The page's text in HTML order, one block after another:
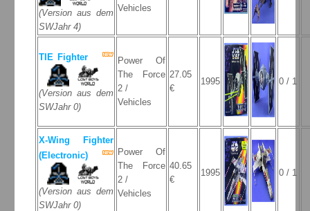
(Version aus dem
SWJahr 4)
Vehicles
TIE Fighter
(Version aus dem
SWJahr 0)
Power Of
The Force
2 /
Vehicles
27.05
€
1995 0 / 1
X-Wing Fighter
(Electronic)
(Version aus dem
SWJahr 0)
Power Of
The Force
2 /
Vehicles
40.65
€
1995 0 / 1